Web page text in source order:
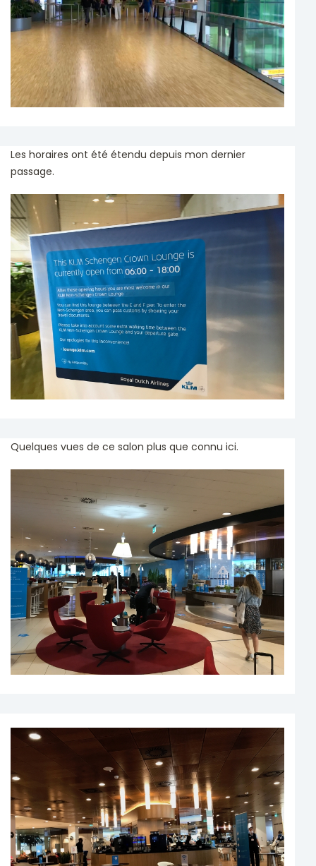
Les horaires ont été étendu depuis mon dernier
passage.
Quelques vues de ce salon plus que connu ici.